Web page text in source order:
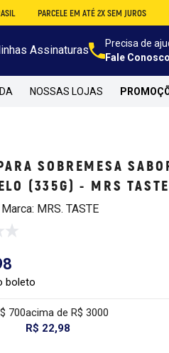
PARCELE EM ATÉ 2X SEM JUROS
Assinaturas
Precisa de
Fale Conosco
NOSSAS LOJAS
SOBREMESA
(335G) - MRS TASTE
MRS. TASTE
boleto
700acima de R$ 3000
R$ 22,98